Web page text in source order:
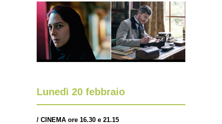
Lunedì 20 febbraio
/ CINEMA ore 16.30 e 21.15